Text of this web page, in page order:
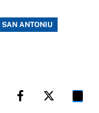
SAN ANTONIU